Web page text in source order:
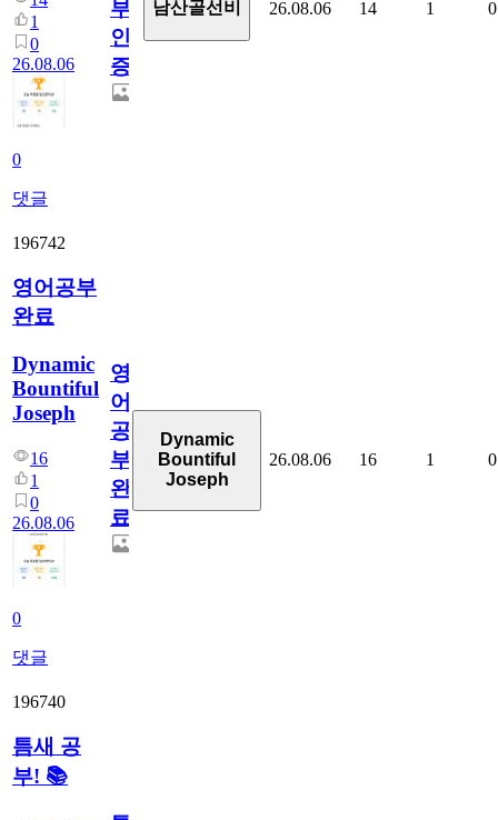
1
0
26.08.06
0
댓글
부
인
증
남산골선비 26.08.06 14 1 0
196742
영어공부
완료
Dynamic
Bountiful
Joseph
16
1
0
26.08.06
0
댓글
영
어
공
부
완
료
Dynamic
Bountiful
Joseph
26.08.06 16 1 0
196740
틈새 공
부! 📚